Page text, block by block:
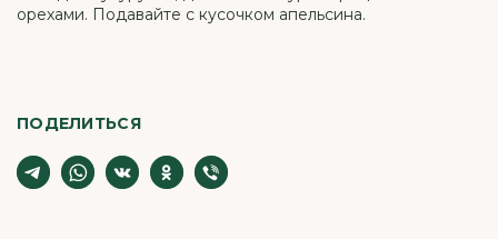
орехами. Подавайте с кусочком апельсина.
ПОДЕЛИТЬСЯ